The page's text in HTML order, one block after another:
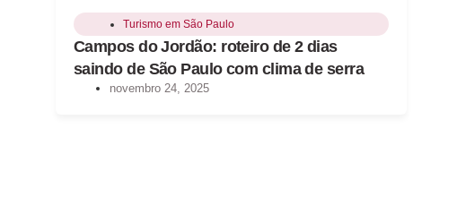
Turismo em São Paulo
Campos do Jordão: roteiro de 2 dias
saindo de São Paulo com clima de serra
novembro 24, 2025